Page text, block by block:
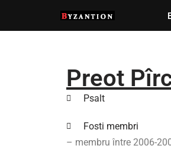
Sari
Preot
Psalt
Fosti membri
– membru între 2006-